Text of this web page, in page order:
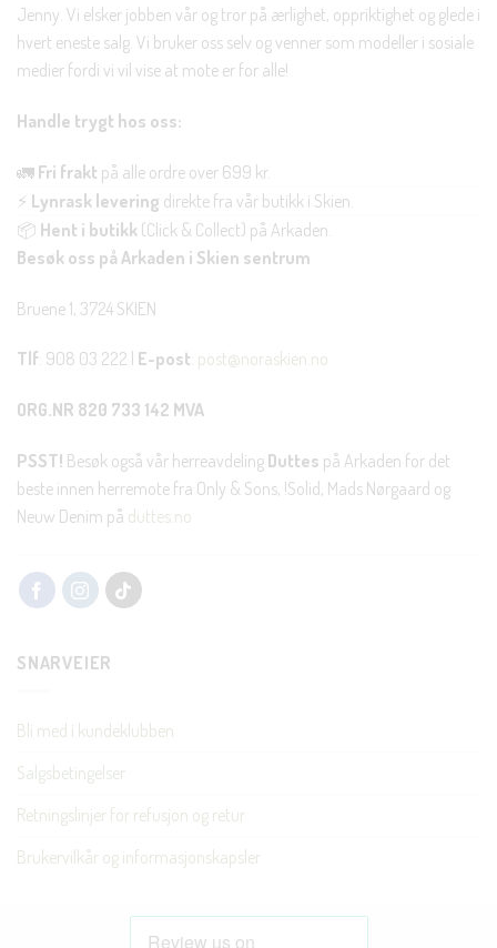
Jenny. Vi elsker jobben vår og tror på ærlighet, oppriktighet og glede i
hvert eneste salg. Vi bruker oss selv og venner som modeller i sosiale
medier fordi vi vil vise at mote er for alle!
Handle trygt hos oss:
🚛 Fri frakt på alle ordre over 699 kr.
⚡ Lynrask levering direkte fra vår butikk i Skien.
📦 Hent i butikk (Click & Collect) på Arkaden.
Besøk oss på Arkaden i Skien sentrum
Bruene 1, 3724 SKIEN
Tlf: 908 03 222 | E-post: post@noraskien.no
ORG.NR 820 733 142 MVA
PSST! Besøk også vår herreavdeling Duttes på Arkaden for det
beste innen herremote fra Only & Sons, !Solid, Mads Nørgaard og
Neuw Denim på duttes.no
SNARVEIER
Bli med i kundeklubben
Salgsbetingelser
Retningslinjer for refusjon og retur
Brukervilkår og informasjonskapsler